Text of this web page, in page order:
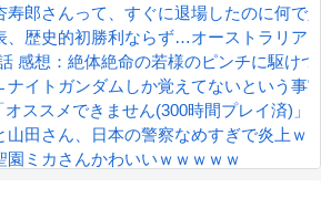
寿郎さんって、すぐに退場したのに何で
、歴史的初勝利ならず…オーストラリア
感想：絶体絶命の若様のピンチに駆け
イトガンダムしか覚えてないという事
オススメできません(300時間プレイ済)
山田さん、日本の警察なめすぎで炎上ｗ
園ミカさんかわいいｗｗｗｗｗ